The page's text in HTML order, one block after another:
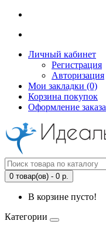
Личный кабинет
Регистрация
Авторизация
Мои закладки (0)
Корзина покупок
Оформление заказа
0 товар(ов) - 0 р.
В корзине пусто!
Категории